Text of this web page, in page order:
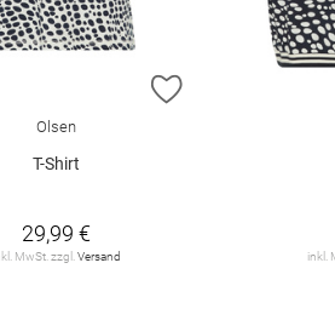
HINZUFÜGEN ZUR
Olsen
T-Shirt
29,99 €
MwSt. zzgl.Versand inkl.